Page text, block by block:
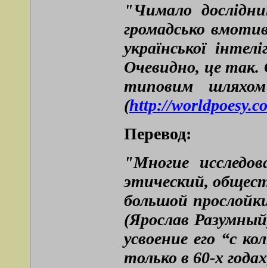
"Чимало
громадсько
української
Очевидно, це так.
типовим
(http://
Перевод:
"Многие
этический,
большой
(Ярослав
усвоение его “с
только в 60-х